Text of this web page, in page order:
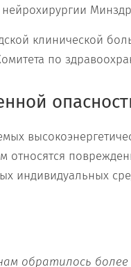
нейрохирургии
клинической
по
относятся
индивидуальных
обратилось